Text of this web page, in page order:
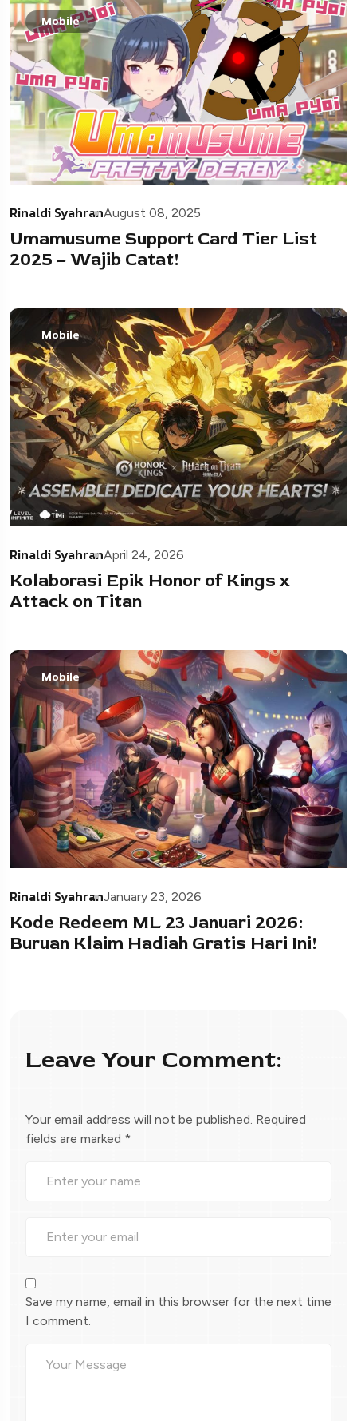
Mobile
Rinaldi SyahranAugust 08, 2025
Umamusume Support Card Tier List
2025 – Wajib Catat!
Mobile
Rinaldi SyahranApril 24, 2026
Kolaborasi Epik Honor of Kings x
Attack on Titan
Mobile
Rinaldi SyahranJanuary 23, 2026
Kode Redeem ML 23 Januari 2026:
Buruan Klaim Hadiah Gratis Hari Ini!
Leave Your Comment:
Your email address will not be published. Required
fields are marked *
Save my name, email in this browser for the next time
I comment.